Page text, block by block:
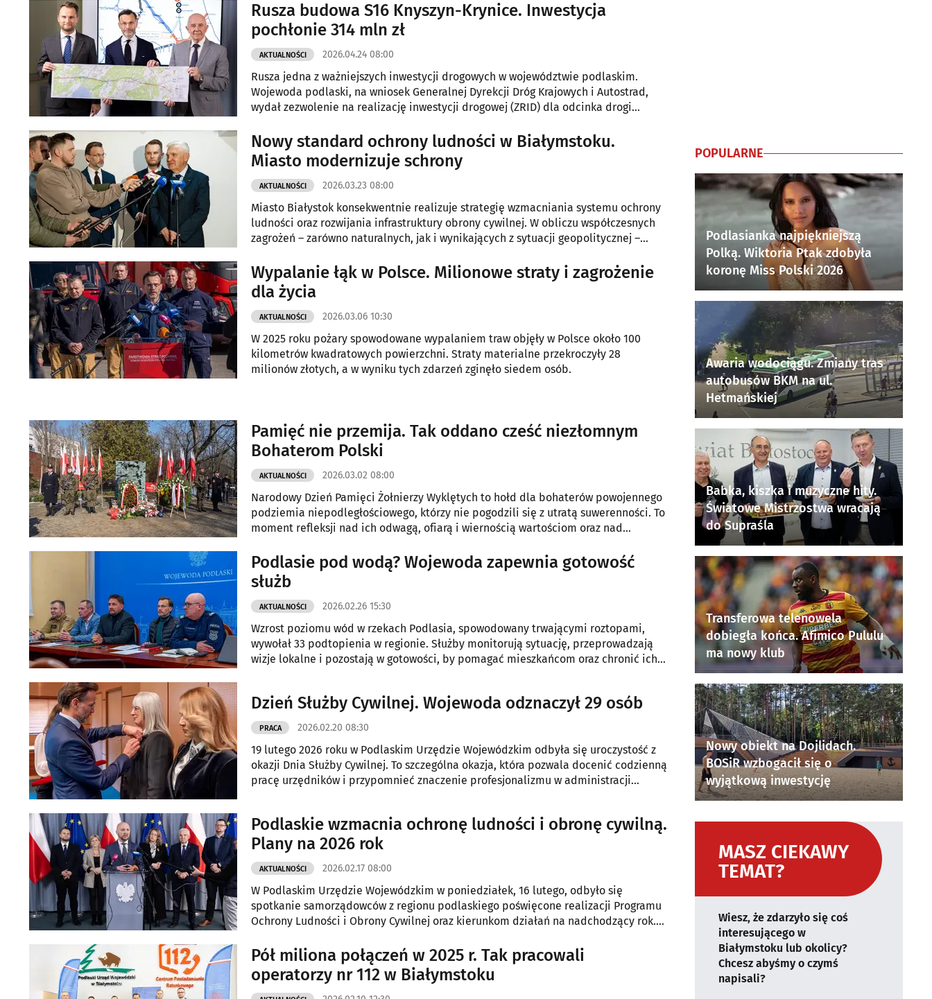
Rusza budowa S16 Knyszyn-Krynice. Inwestycja
pochłonie 314 mln zł
AKTUALNOŚCI 2026.04.24 08:00
Rusza jedna z ważniejszych inwestycji drogowych w województwie podlaskim.
Wojewoda podlaski, na wniosek Generalnej Dyrekcji Dróg Krajowych i Autostrad,
wydał zezwolenie na realizację inwestycji drogowej (ZRID) dla odcinka drogi
Nowy standard ochrony ludności w Białymstoku.
Miasto modernizuje schrony
AKTUALNOŚCI 2026.03.23 08:00
Miasto Białystok konsekwentnie realizuje strategię wzmacniania systemu ochrony
ludności oraz rozwijania infrastruktury obrony cywilnej. W obliczu współczesnych
zagrożeń – zarówno naturalnych, jak i wynikających z sytuacji geopolitycznej –
Wypalanie łąk w Polsce. Milionowe straty i zagrożenie
dla życia
AKTUALNOŚCI 2026.03.06 10:30
W 2025 roku pożary spowodowane wypalaniem traw objęły w Polsce około 100
kilometrów kwadratowych powierzchni. Straty materialne przekroczyły 28
milionów złotych, a w wyniku tych zdarzeń zginęło siedem osób.
Pamięć nie przemija. Tak oddano cześć niezłomnym
Bohaterom Polski
AKTUALNOŚCI 2026.03.02 08:00
Narodowy Dzień Pamięci Żołnierzy Wyklętych to hołd dla bohaterów powojennego
podziemia niepodległościowego, którzy nie pogodzili się z utratą suwerenności. To
moment refleksji nad ich odwagą, ofiarą i wiernością wartościom oraz nad
Podlasie pod wodą? Wojewoda zapewnia gotowość
służb
AKTUALNOŚCI 2026.02.26 15:30
Wzrost poziomu wód w rzekach Podlasia, spowodowany trwającymi roztopami,
wywołał 33 podtopienia w regionie. Służby monitorują sytuację, przeprowadzają
wizje lokalne i pozostają w gotowości, by pomagać mieszkańcom oraz chronić ich
Dzień Służby Cywilnej. Wojewoda odznaczył 29 osób
PRACA 2026.02.20 08:30
19 lutego 2026 roku w Podlaskim Urzędzie Wojewódzkim odbyła się uroczystość z
okazji Dnia Służby Cywilnej. To szczególna okazja, która pozwala docenić codzienną
pracę urzędników i przypomnieć znaczenie profesjonalizmu w administracji
Podlaskie wzmacnia ochronę ludności i obronę cywilną.
Plany na 2026 rok
AKTUALNOŚCI 2026.02.17 08:00
W Podlaskim Urzędzie Wojewódzkim w poniedziałek, 16 lutego, odbyło się
spotkanie samorządowców z regionu podlaskiego poświęcone realizacji Programu
Ochrony Ludności i Obrony Cywilnej oraz kierunkom działań na nadchodzący rok.
Pół miliona połączeń w 2025 r. Tak pracowali
operatorzy nr 112 w Białymstoku
POPULARNE
Podlasianka najpiękniejszą
Polką. Wiktoria Ptak zdobyła
koronę Miss Polski 2026
Awaria wodociągu. Zmiany tras
autobusów BKM na ul.
Hetmańskiej
Babka, kiszka i muzyczne hity.
Światowe Mistrzostwa wracają
do Supraśla
Transferowa telenowela
dobiegła końca. Afimico Pululu
ma nowy klub
Nowy obiekt na Dojlidach.
BOSiR wzbogacił się o
wyjątkową inwestycję
MASZ CIEKAWY
TEMAT?
Wiesz, że zdarzyło się coś
interesującego w
Białymstoku lub okolicy?
Chcesz abyśmy o czymś
napisali?